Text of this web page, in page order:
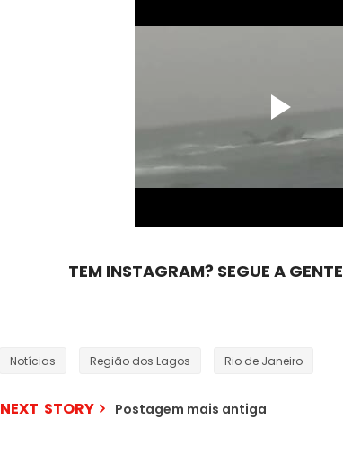
TEM INSTAGRAM? SEGUE A GENTE
Notícias Região dos Lagos Rio de Janeiro
NEXT STORY Postagem mais antiga